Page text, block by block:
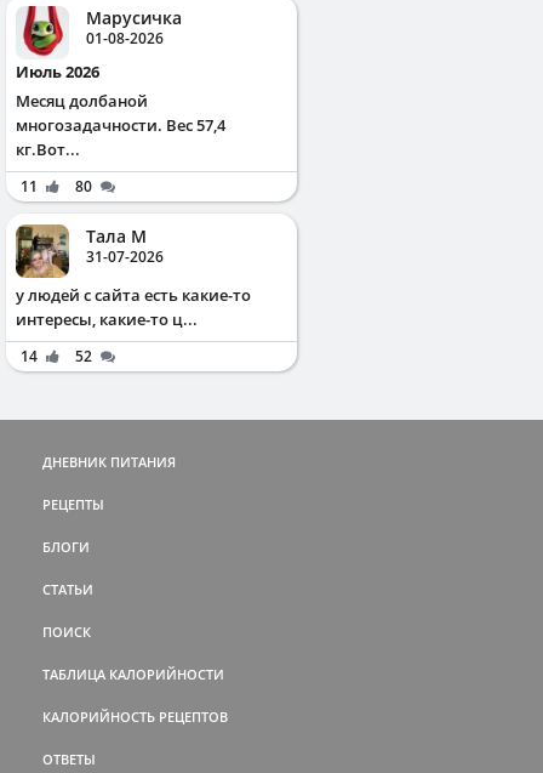
Марусичка
01-08-2026
Июль 2026
Месяц долбаной
многозадачности. Вес 57,4
кг.Вот...
11 80
Тала М
31-07-2026
у людей с сайта есть какие-то
интересы, какие-то ц...
14 52
ДНЕВНИК ПИТАНИЯ
РЕЦЕПТЫ
БЛОГИ
СТАТЬИ
ПОИСК
ТАБЛИЦА КАЛОРИЙНОСТИ
КАЛОРИЙНОСТЬ РЕЦЕПТОВ
ОТВЕТЫ